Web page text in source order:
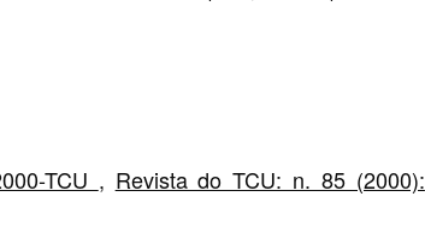
TCU , Revista do TCU: n. 85 (2000):